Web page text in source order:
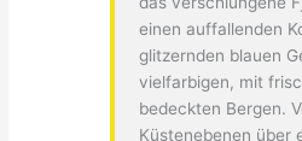
einen auffallenden
glitzernden blauen
vielfarbigen, mit
bedeckten Bergen.
Küstenebenen über